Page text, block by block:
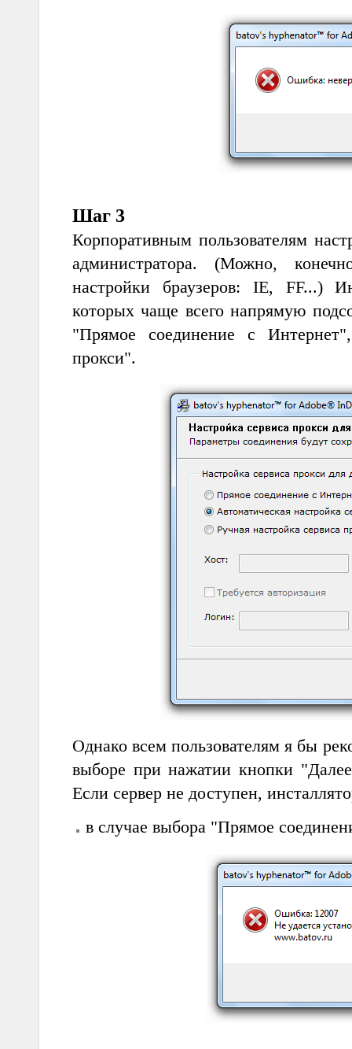
Шаг 3
Корпоративным пользователям
администратора. (Можно,
настройки браузеров: IE, FF...)
которых чаще всего напрямую
"Прямое соединение с
прокси".
Однако всем пользователям я бы
выборе при нажатии кнопки
Если сервер не доступен,
в случае выбора "Прямое